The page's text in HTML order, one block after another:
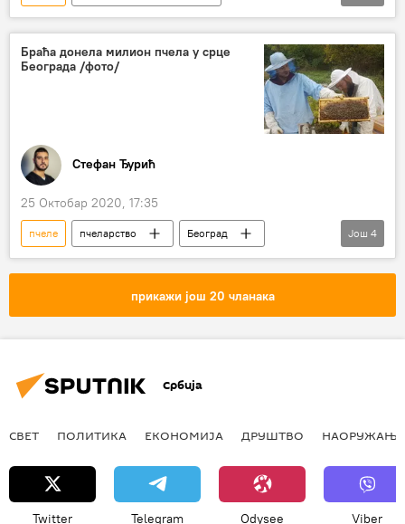
Коментари и Аналитика
хладноћа
рад
Браћа донела милион пчела у срце
Београда /фото/
Стефан Ђурић
25 Октобар 2020, 17:35
пчеле пчеларство
Београд
Дорћол
мед
урбано пчеларство
Још 4
прикажи још 20 чланака
Србија
СВЕТ ПОЛИТИКА ЕКОНОМИЈА ДРУШТВО НАОРУЖАЊЕ
Twitter Telegram Odysee Viber